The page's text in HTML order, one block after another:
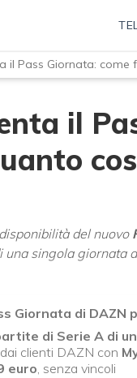
il Pass Giornata:
il
del nuovo
singola giornata
Giornata di DAZN
di Serie A di
clienti DAZN con
euro, senza vincoli